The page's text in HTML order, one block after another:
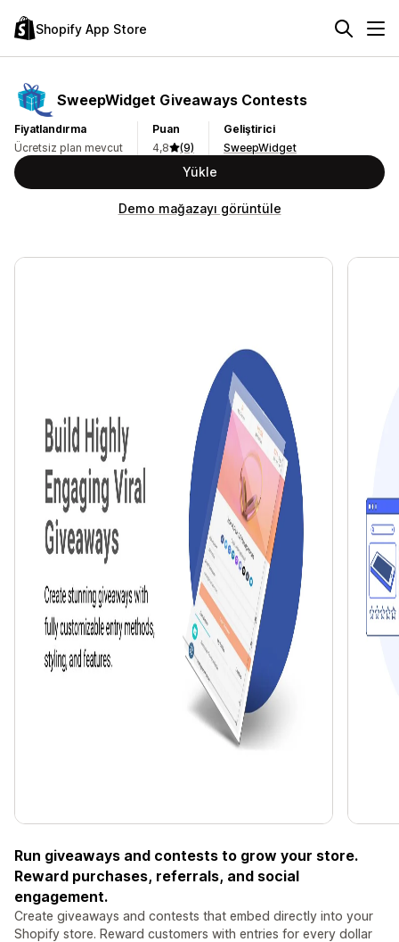
Shopify App Store
SweepWidget Giveaways Contests
Fiyatlandırma
Ücretsiz plan mevcut
Puan
4,8
(9)
Geliştirici
SweepWidget
Yükle
Demo mağazayı görüntüle
Run giveaways and contests to grow your store.
Reward purchases, referrals, and social
engagement.
Create giveaways and contests that embed directly into your
Shopify store. Reward customers with entries for every dollar